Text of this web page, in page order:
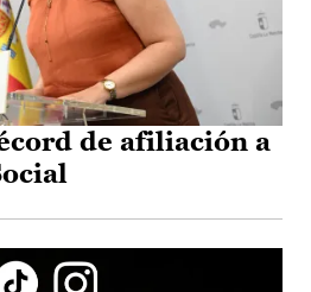
de afiliación a